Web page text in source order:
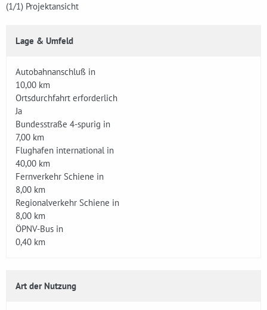
(1/1) Projektansicht
Lage & Umfeld
Autobahnanschluß in
10,00 km
Ortsdurchfahrt erforderlich
Ja
Bundesstraße 4-spurig in
7,00 km
Flughafen international in
40,00 km
Fernverkehr Schiene in
8,00 km
Regionalverkehr Schiene in
8,00 km
ÖPNV-Bus in
0,40 km
Art der Nutzung